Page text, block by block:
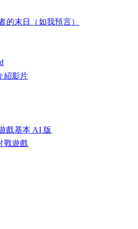
的末日（如我預言）
紹影片
戲基本 AI 版
戰遊戲